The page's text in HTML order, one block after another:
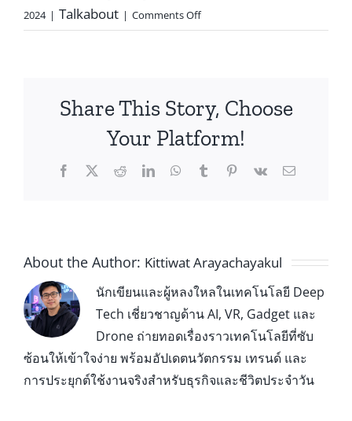
2024 | Talkabout | Comments Off
Share This Story, Choose
Your Platform!
About the Author: Kittiwat Arayachayakul
นักเขียนและผู้หลงใหลในเทคโนโลยี Deep
Tech เชี่ยวชาญด้าน AI, VR, Gadget และ
Drone ถ่ายทอดเรื่องราวเทคโนโลยีที่ซับ
ซ้อนให้เข้าใจง่าย พร้อมอัปเดตนวัตกรรม เทรนด์ และ
การประยุกต์ใช้งานจริงสำหรับธุรกิจและชีวิตประจำวัน